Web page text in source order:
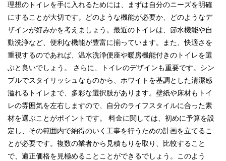
理想のトイレを手に入れるためには、まずは自分のニーズを明確
にすることが大切です。どのような機能が必要か、どのようなデ
ザインが好みかを考えましょう。最近のトイレは、節水機能や自
動洗浄など、便利な機能が豊富に揃っています。また、快適さを
重視するのであれば、温水洗浄便座や暖房機能付きのトイレを選
ぶと良いでしょう。 さらに、トイレのデザインも重要です。シン
プルでスタイリッシュなものから、ホワイトを基調とした清潔感
溢れるトイレまで、多彩な選択肢があります。壁紙や床材もトイ
レの雰囲気を左右しますので、自分のライフスタイルに合った素
材を選ぶことがポイントです。 料金に関しては、初めに予算を設
定し、その範囲内で納得のいく工事を行うための計画を立てるこ
とが必要です。複数の業者から見積もりを取り、比較すること
で、適正価格を見極めることことができるでしょう。このよう